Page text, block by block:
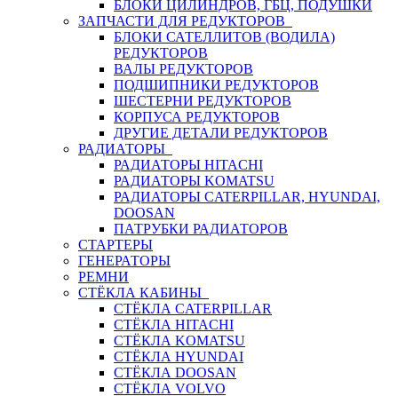
БЛОКИ ЦИЛИНДРОВ, ГБЦ, ПОДУШКИ
ЗАПЧАСТИ ДЛЯ РЕДУКТОРОВ
БЛОКИ САТЕЛЛИТОВ (ВОДИЛА)
РЕДУКТОРОВ
ВАЛЫ РЕДУКТОРОВ
ПОДШИПНИКИ РЕДУКТОРОВ
ШЕСТЕРНИ РЕДУКТОРОВ
КОРПУСА РЕДУКТОРОВ
ДРУГИЕ ДЕТАЛИ РЕДУКТОРОВ
РАДИАТОРЫ
РАДИАТОРЫ HITACHI
РАДИАТОРЫ KOMATSU
РАДИАТОРЫ CATERPILLAR, HYUNDAI,
DOOSAN
ПАТРУБКИ РАДИАТОРОВ
СТАРТЕРЫ
ГЕНЕРАТОРЫ
РЕМНИ
СТЁКЛА КАБИНЫ
СТЁКЛА CATERPILLAR
СТЁКЛА HITACHI
СТЁКЛА KOMATSU
СТЁКЛА HYUNDAI
СТЁКЛА DOOSAN
СТЁКЛА VOLVO